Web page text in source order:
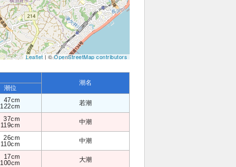
Leaflet| ©OpenStreetMap contributors
潮名
潮位
47cm
122cm
若潮
37cm
119cm
中潮
26cm
110cm
中潮
17cm
100cm
大潮